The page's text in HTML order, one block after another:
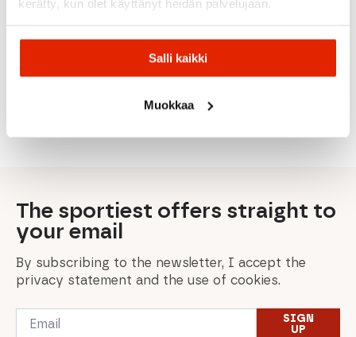
kerätty, kun olet käyttänyt heidän palvelujaan.
Salli kaikki
Muokkaa
1,5L
Salomon
Bottle
18,00€
Flask
150Ml
CamelBak
Bottle
Bottle
The sportiest offers straight to
your email
By subscribing to the newsletter, I accept the
privacy statement and the use of cookies.
Email
SIGN
UP